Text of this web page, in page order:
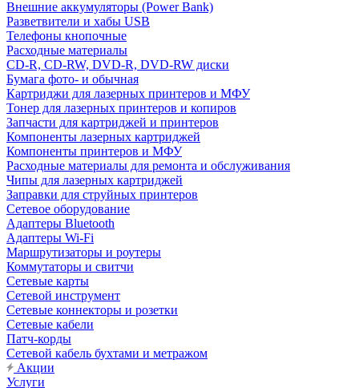
Внешние аккумуляторы (Power Bank)
Разветвители и хабы USB
Телефоны кнопочные
Расходные материалы
CD-R, CD-RW, DVD-R, DVD-RW диски
Бумага фото- и обычная
Картриджи для лазерных принтеров и МФУ
Тонер для лазерных принтеров и копиров
Запчасти для картриджей и принтеров
Компоненты лазерных картриджей
Компоненты принтеров и МФУ
Расходные материалы для ремонта и обслуживания
Чипы для лазерных картриджей
Заправки для струйных принтеров
Сетевое оборудование
Адаптеры Bluetooth
Адаптеры Wi-Fi
Маршрутизаторы и роутеры
Коммутаторы и свитчи
Сетевые карты
Сетевой инструмент
Сетевые коннекторы и розетки
Сетевые кабели
Патч-корды
Сетевой кабель бухтами и метражом
Акции
Услуги